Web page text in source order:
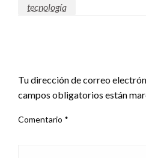
tecnología
Tu dirección de correo
campos obligatorios están
Comentario *